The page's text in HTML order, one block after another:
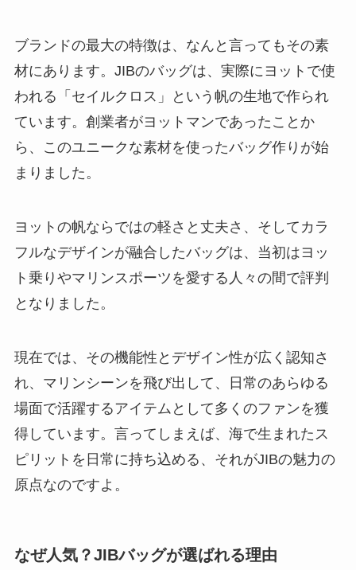
ブランドの最大の特徴は、なんと言ってもその素
材にあります。JIBのバッグは、実際にヨットで使
われる「セイルクロス」という帆の生地で作られ
ています。創業者がヨットマンであったことか
ら、このユニークな素材を使ったバッグ作りが始
まりました。
ヨットの帆ならではの軽さと丈夫さ、そしてカラ
フルなデザインが融合したバッグは、当初はヨッ
ト乗りやマリンスポーツを愛する人々の間で評判
となりました。
現在では、その機能性とデザイン性が広く認知さ
れ、マリンシーンを飛び出して、日常のあらゆる
場面で活躍するアイテムとして多くのファンを獲
得しています。言ってしまえば、海で生まれたス
ピリットを日常に持ち込める、それがJIBの魅力の
原点なのですよ。
なぜ人気？JIBバッグが選ばれる理由